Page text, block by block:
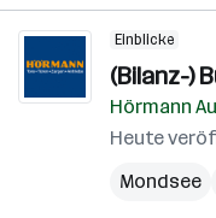
Einblicke
(Bilanz-)
Hörmann
Heute
Mondsee